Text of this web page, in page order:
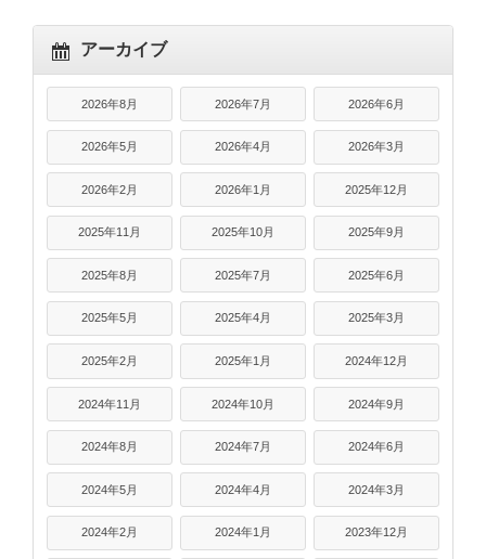
アーカイブ
2026年8月 2026年7月 2026年6月
2026年5月 2026年4月 2026年3月
2026年2月 2026年1月 2025年12月
2025年11月 2025年10月 2025年9月
2025年8月 2025年7月 2025年6月
2025年5月 2025年4月 2025年3月
2025年2月 2025年1月 2024年12月
2024年11月 2024年10月 2024年9月
2024年8月 2024年7月 2024年6月
2024年5月 2024年4月 2024年3月
2024年2月 2024年1月 2023年12月